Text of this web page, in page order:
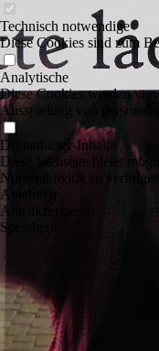
Technisch notwendige
Diese Cookies sind zum
Analytische
Diese Cookies werden
Ausspielung von
Drittanbieter-Inhalte
Diese Webseite bietet
Nutzeraktivität zu
Ablehnen
Alle akzeptieren
Speichern